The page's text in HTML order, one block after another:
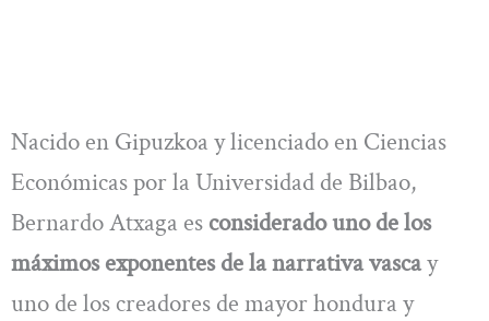
Nacido en Gipuzkoa y licenciado en Ciencias
Económicas por la Universidad de Bilbao,
Bernardo Atxaga es considerado uno de los
máximos exponentes de la narrativa vascay
uno de los creadores de mayor hondura y